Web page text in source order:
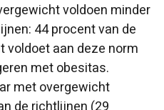
voldoen minder
44 procent van de
voldoet aan deze norm
met obesitas.
met overgewicht